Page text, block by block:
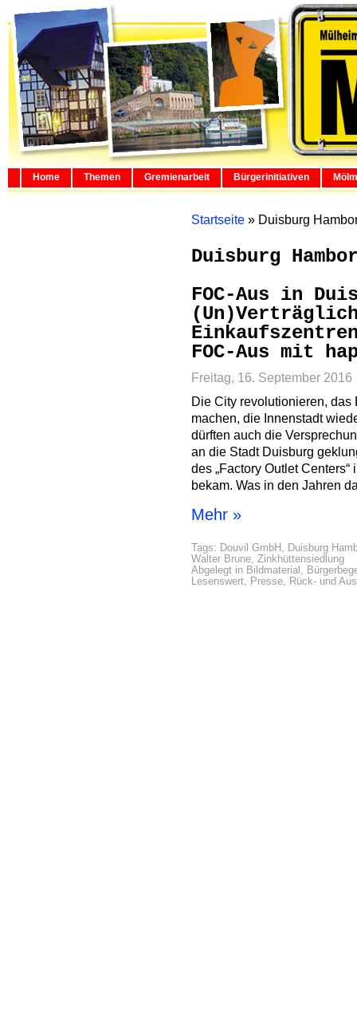
Home Themen Gremienarbeit Bürgerinitiativen
Startseite » Duisburg
Duisburg
FOC-Aus in
FOC-Aus mit
Freitag, 16. September 2016
Die City revolutionieren,
machen, die Innenstadt
dürften auch die
an die Stadt Duisburg
des „Factory Outlet
bekam. Was in den Jahren
Mehr »
Tags: Douvil GmbH , Duisburg
Walter Brune, Zinkhüttensiedlung
Abgelegt in Bildmaterial ,
Lesenswert, Presse, Rück- und